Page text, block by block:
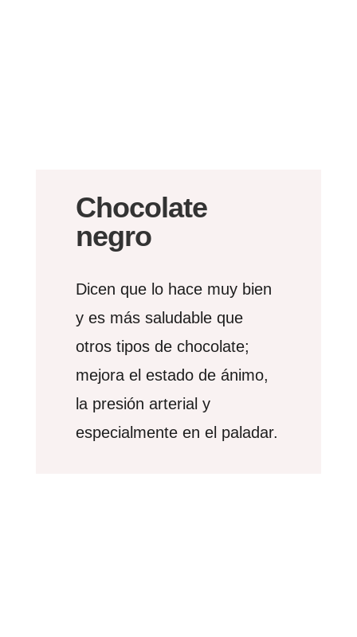
Chocolate
negro
Dicen que lo hace muy bien
y es más saludable que
otros tipos de chocolate;
mejora el estado de ánimo,
la presión arterial y
especialmente en el paladar.